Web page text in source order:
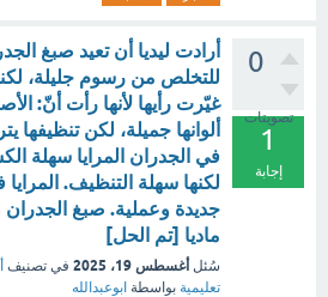
0
تصويتات
1
إجابة
أرادت ليديا أن تعيد صبغ
للتخلص من رسوم جليلة،
غيّرت رأيها لأنها رأت أنّ:
ألوانها جميلة، لكن تنظيفها
في الجدران المرايا سهلة
لكنها سهلة التنظيف. المرايا
جديدة وعملية. صبغ
ماديا [تم الحل]
سُئل أغسطس 19، 2025 في تصنيف
تعليمية بواسطة ابوعبدالله